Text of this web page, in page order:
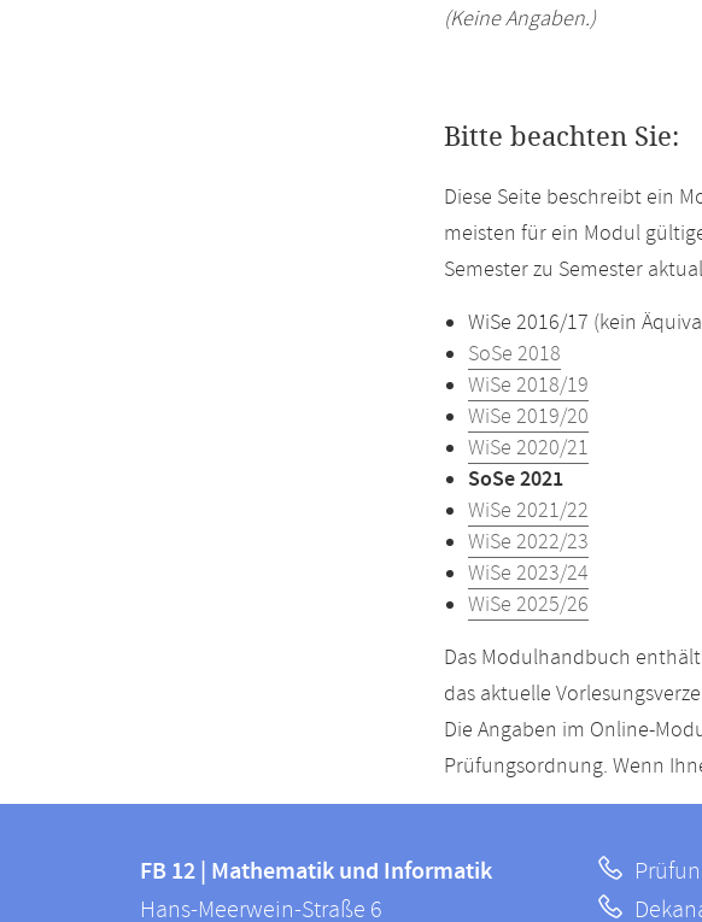
(Keine Angaben.)
Bitte beachten Sie:
Diese Seite beschreibt ein
meisten für ein Modul
Semester zu Semester
WiSe 2016/17 (kein
SoSe 2018
WiSe 2018/19
WiSe 2019/20
WiSe 2020/21
SoSe 2021
WiSe 2021/22
WiSe 2022/23
WiSe 2023/24
WiSe 2025/26
Das Modulhandbuch
das aktuelle
Die Angaben im Online-
Prüfungsordnung. Wenn
FB
FB 12 | Mathematik und Informatik
Hans-Meerwein-Straße 6